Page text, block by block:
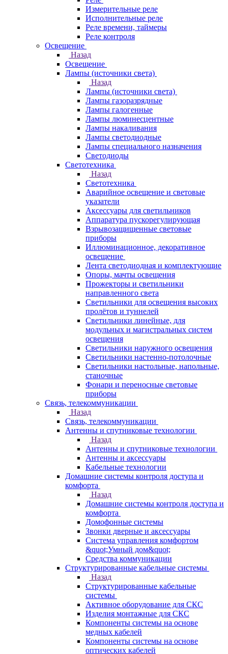
Измерительные реле
Исполнительные реле
Реле времени, таймеры
Реле контроля
Освещение
Назад
Освещение
Лампы (источники света)
Назад
Лампы (источники света)
Лампы газоразрядные
Лампы галогенные
Лампы люминесцентные
Лампы накаливания
Лампы светодиодные
Лампы специального назначения
Светодиоды
Светотехника
Назад
Светотехника
Аварийное освещение и световые
указатели
Аксессуары для светильников
Аппаратура пускорегулирующая
Взрывозащищенные световые
приборы
Иллюминационное, декоративное
освещение
Лента светодиодная и комплектующие
Опоры, мачты освещения
Прожекторы и светильники
направленного света
Светильники для освещения высоких
пролётов и туннелей
Светильники линейные, для
модульных и магистральных систем
освещения
Светильники наружного освещения
Светильники настенно-потолочные
Светильники настольные, напольные,
станочные
Фонари и переносные световые
приборы
Связь, телекоммуникации
Назад
Связь, телекоммуникации
Антенны и спутниковые технологии
Назад
Антенны и спутниковые технологии
Антенны и аксессуары
Кабельные технологии
Домашние системы контроля доступа и
комфорта
Назад
Домашние системы контроля доступа и
комфорта
Домофонные системы
Звонки дверные и аксессуары
Система управления комфортом
&quot;Умный дом&quot;
Средства коммуникации
Структурированные кабельные системы
Назад
Структурированные кабельные
системы
Активное оборудование для СКС
Изделия монтажные для СКС
Компоненты системы на основе
медных кабелей
Компоненты системы на основе
оптических кабелей